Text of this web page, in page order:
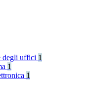
degli uffici 1
1
1